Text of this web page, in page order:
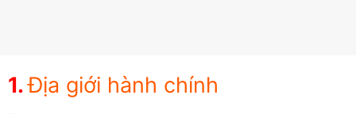
Địa giới hành chính